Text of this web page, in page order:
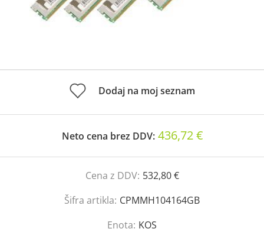
Dodaj na moj seznam
Neto cena brez DDV: 436,72 €
Cena z DDV: 532,80 €
Šifra artikla: CPMMH104164GB
Enota: KOS